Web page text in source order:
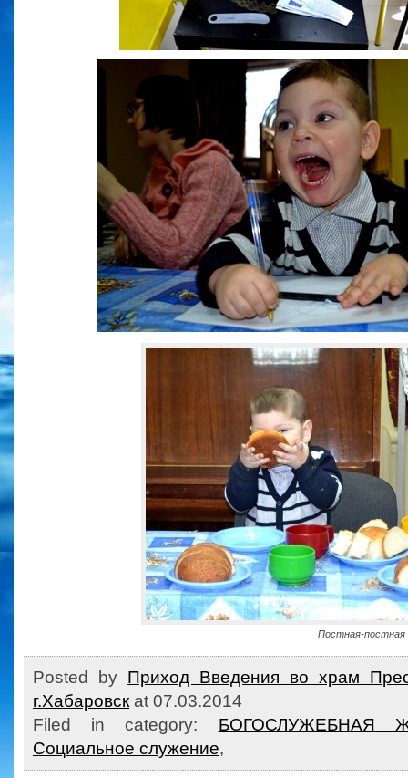
Постная-постная
Posted by Приход Введения во храм
г.Хабаровск at 07.03.2014
Filed in category: БОГОСЛУЖЕБНАЯ
Социальное служение,